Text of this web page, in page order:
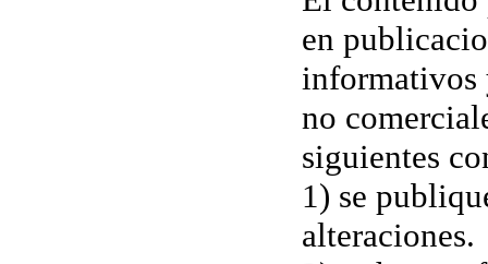
en
informativos
no
siguientes
1) se
alteraciones.